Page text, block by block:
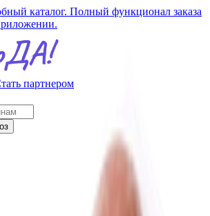
каталог. Полный функционал заказа
партнером